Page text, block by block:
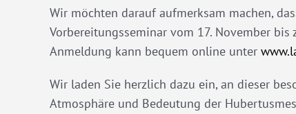
Wir möchten darauf aufmerksam machen,
Vorbereitungsseminar vom 17. November
Anmeldung kann bequem online unter
Wir laden Sie herzlich dazu ein, an dieser
Atmosphäre und Bedeutung der